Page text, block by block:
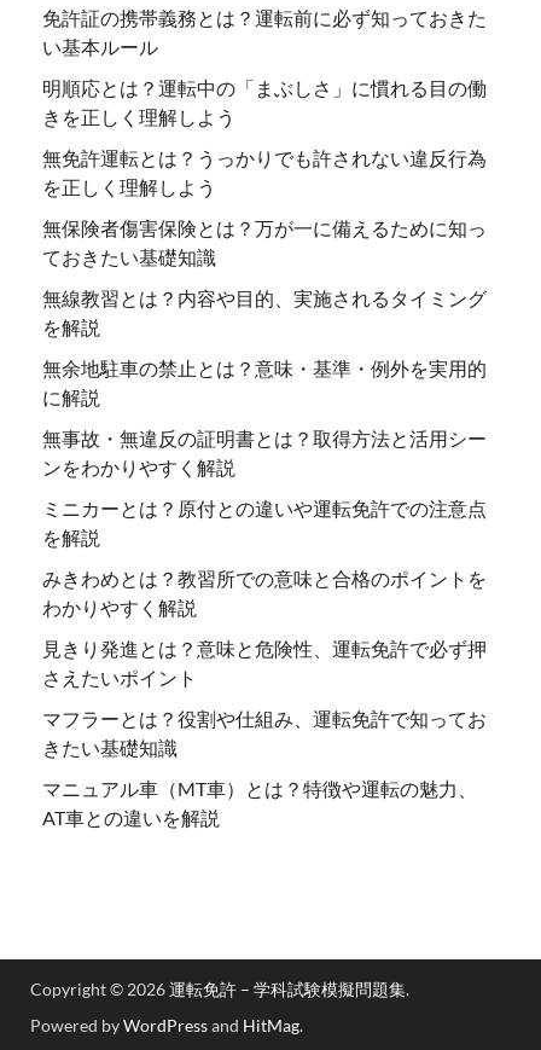
免許証の携帯義務とは？運転前に必ず知っておきた
い基本ルール
明順応とは？運転中の「まぶしさ」に慣れる目の働
きを正しく理解しよう
無免許運転とは？うっかりでも許されない違反行為
を正しく理解しよう
無保険者傷害保険とは？万が一に備えるために知っ
ておきたい基礎知識
無線教習とは？内容や目的、実施されるタイミング
を解説
無余地駐車の禁止とは？意味・基準・例外を実用的
に解説
無事故・無違反の証明書とは？取得方法と活用シー
ンをわかりやすく解説
ミニカーとは？原付との違いや運転免許での注意点
を解説
みきわめとは？教習所での意味と合格のポイントを
わかりやすく解説
見きり発進とは？意味と危険性、運転免許で必ず押
さえたいポイント
マフラーとは？役割や仕組み、運転免許で知ってお
きたい基礎知識
マニュアル車（MT車）とは？特徴や運転の魅力、
AT車との違いを解説
Copyright © 2026運転免許 – 学科試験模擬問題集.
Powered byWordPressand HitMag.